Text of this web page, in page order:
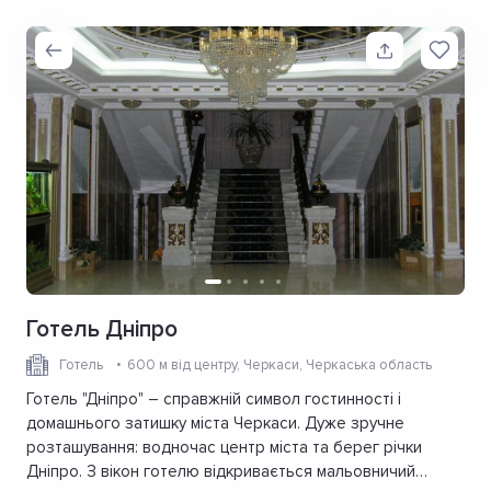
Готель Дніпро
Готель 600 м від центру, Черкаси, Черкаська область
Готель "Дніпро" – справжній символ гостинності і
домашнього затишку міста Черкаси. Дуже зручне
розташування: водночас центр міста та берег річки
Дніпро. З вікон готелю відкривається мальовничий